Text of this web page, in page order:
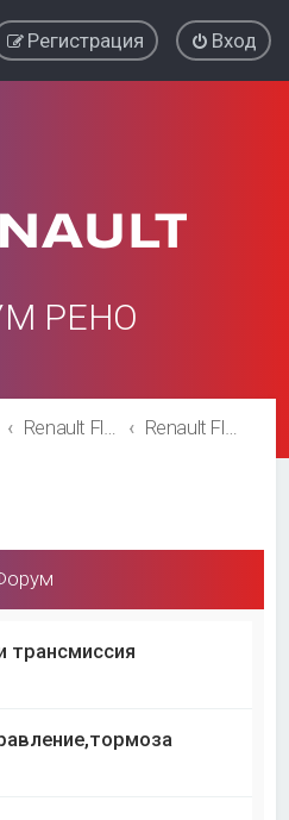
Вход
Регистрация
РЕНО
Renault Fluence Renault Fluence
трансмиссия